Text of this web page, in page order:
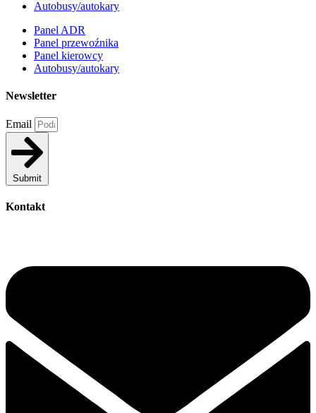
Autobusy/autokary
Panel ADR
Panel przewoźnika
Panel kierowcy
Autobusy/autokary
Newsletter
Email
Submit
Kontakt